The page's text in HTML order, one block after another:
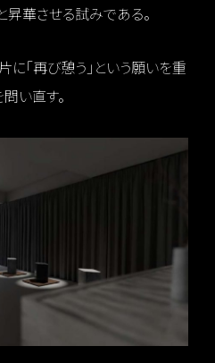
華させる試みである。
「再び憩う」という願いを重
い直す。